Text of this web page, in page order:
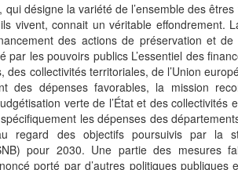
qui désigne la variété de l’ensemble des
vivent, connait un véritable effondrement.
des actions de préservation et
par les pouvoirs publics L’essentiel des
des collectivités territoriales, de l’Union
des dépenses favorables, la mission
verte de l’État et des collectivités
les dépenses des
regard des objectifs poursuivis par la
pour 2030. Une partie des mesures
porté par d’autres politiques publiques